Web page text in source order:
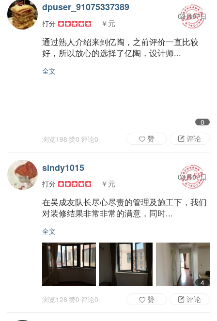
dpuser_91075337389
打分 ￥元
03月07日
通过熟人介绍来到亿陶，之前评价一直比较
好，所以放心的选择了亿陶，设计师...
全文
0
浏览198 赞0 评论0 评论
赞
sindy1015
打分 ￥元
03月07日
在吴成友队长尽心尽责的管理及施工下，我们
对装修结果非常非常的满意，同时...
全文
4
浏览128 赞0 评论0 评论
赞